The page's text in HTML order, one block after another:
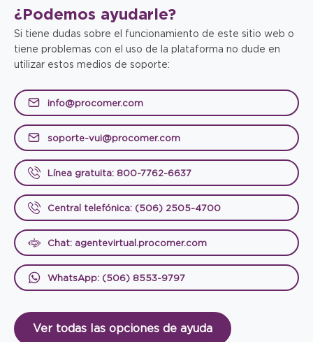
¿Podemos ayudarle?
Si tiene dudas sobre el funcionamiento de este sitio web o
tiene problemas con el uso de la plataforma no dude en
utilizar estos medios de soporte:
info@procomer.com
soporte-vui@procomer.com
Línea gratuita: 800-7762-6637
Central telefónica: (506) 2505-4700
Chat: agentevirtual.procomer.com
WhatsApp: (506) 8553-9797
Ver todas las opciones de ayuda